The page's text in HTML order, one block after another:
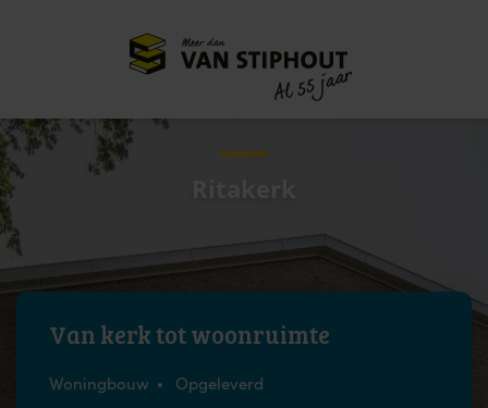
Meer dan
Al 55 jaar
Van kerk tot woonruimte
Woningbouw Opgeleverd